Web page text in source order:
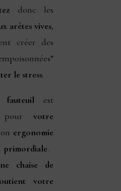
donc les
arêtes vives,
créer des
le stress.
fauteuil est
votre
ergonomie
primordiale.
chaise de
votre